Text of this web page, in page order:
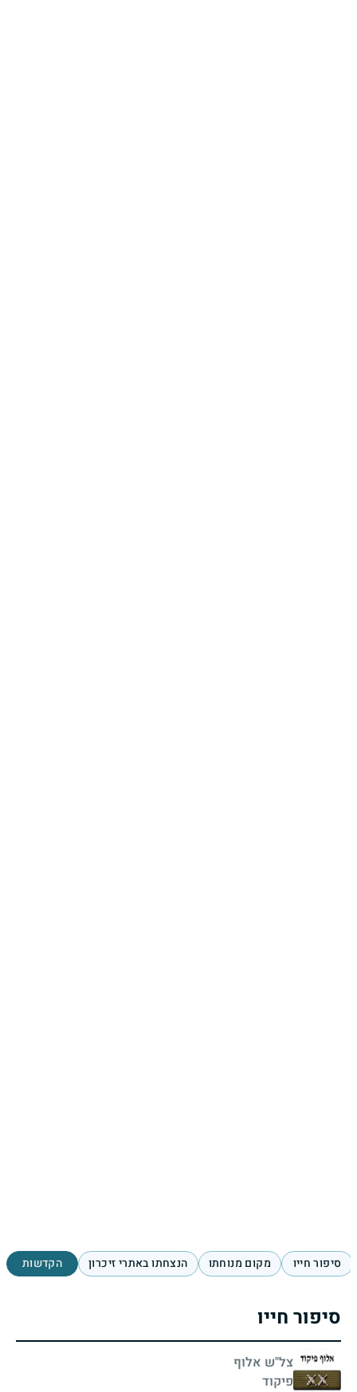
סיפור חייו מקום מנוחתו הנצחתו באתרי זיכרון הקדשות
סיפור חייו
צל"ש אלוף
פיקוד